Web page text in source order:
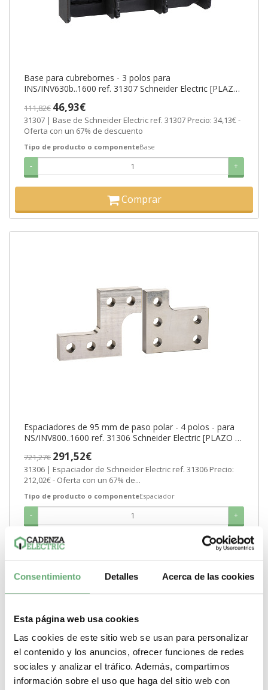
Consentimiento Detalles Acerca de las cookies
Esta página web usa cookies
Las cookies de este sitio web se usan para personalizar
el contenido y los anuncios, ofrecer funciones de redes
sociales y analizar el tráfico. Además, compartimos
información sobre el uso que haga del sitio web con
Base para cubrebornes - 3 polos para
INS/INV630b..1600 ref. 31307 Schneider Electric [PLAZO
111,82€ 46,93€
31307 | Base de Schneider Electric ref. 31307 Precio: 34,13€ -
Oferta con un 67% de descuento
Tipo de producto o componenteBase
- +
Comprar
Espaciadores de 95 mm de paso polar - 4 polos - para
NS/INV800..1600 ref. 31306 Schneider Electric [PLAZO 3-
721,27€ 291,52€
31306 | Espaciador de Schneider Electric ref. 31306 Precio:
212,02€ - Oferta con un 67% de...
Tipo de producto o componenteEspaciador
- +